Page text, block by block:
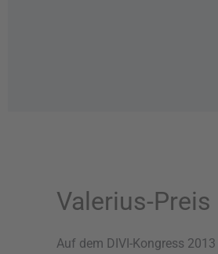
Valerius-Preis
Auf dem DIVI-Kongress